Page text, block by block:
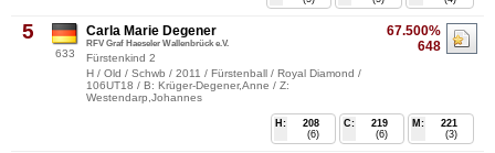
5
633
67.500%
648
Carla Marie Degener
RFV Graf Haeseler Wallenbrück e.V.
Fürstenkind 2
H / Old / Schwb / 2011 / Fürstenball / Royal Diamond /
106UT18 / B: Krüger-Degener,Anne / Z:
Westendarp,Johannes
M:
221
(3)
C:
219
(6)
H:
208
(6)